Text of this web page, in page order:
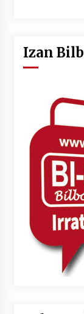
Izan